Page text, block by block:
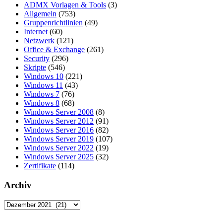
ADMX Vorlagen & Tools (3)
Allgemein (753)
Gruppenrichtlinien (49)
Internet(60)
Netzwerk (121)
Office & Exchange (261)
Security (296)
Skripte (546)
Windows 10 (221)
Windows 11 (43)
Windows 7 (76)
Windows 8 (68)
Windows Server 2008 (8)
Windows Server 2012 (91)
Windows Server 2016 (82)
Windows Server 2019 (107)
Windows Server 2022 (19)
Windows Server 2025 (32)
Zertifikate (114)
Archiv
Archiv